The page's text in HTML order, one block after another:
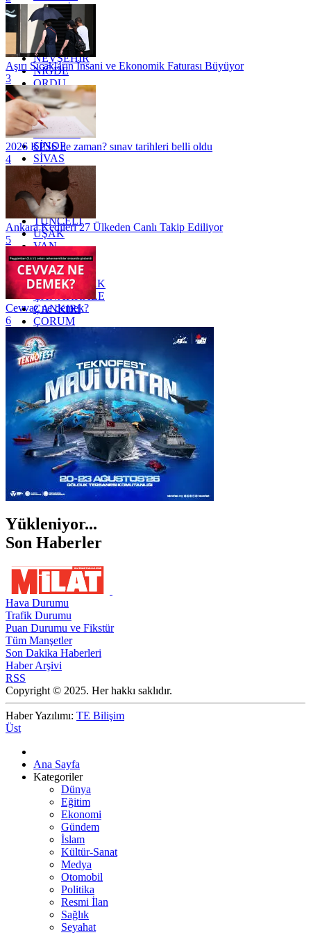
MARDİN
MERSİN
MUĞLA
MUŞ
NEVŞEHİR
NİĞDE
ORDU
OSMANİYE
RİZE
SAKARYA
SAMSUN
SİNOP
SİVAS
SİİRT
TEKİRDAĞ
TOKAT
TRABZON
TUNCELİ
UŞAK
VAN
YALOVA
YOZGAT
ZONGULDAK
ÇANAKKALE
ÇANKIRI
ÇORUM
İSTANBUL
İZMİR
ŞANLIURFA
ŞIRNAK
Aşırı Sıcakların İnsani ve Ekonomik Faturası Büyüyor
3
2026 KPSS ne zaman? sınav tarihleri belli oldu
4
Ankara Kedileri 27 Ülkeden Canlı Takip Ediliyor
5
Cevvaz ne demek?
6
Yükleniyor...
Son Haberler
Hava Durumu
Trafik Durumu
Puan Durumu ve Fikstür
Tüm Manşetler
Son Dakika Haberleri
Haber Arşivi
RSS
Copyright © 2025. Her hakkı saklıdır.
Haber Yazılımı: TE Bilişim
Üst
Ana Sayfa
Kategoriler
Dünya
Eğitim
Ekonomi
Gündem
İslam
Kültür-Sanat
Medya
Otomobil
Politika
Resmi İlan
Sağlık
Seyahat